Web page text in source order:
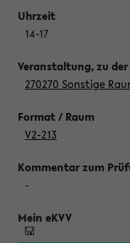
14-17
270270 Sonstige
V2-213
-